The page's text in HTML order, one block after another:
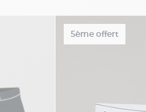
5ème offert